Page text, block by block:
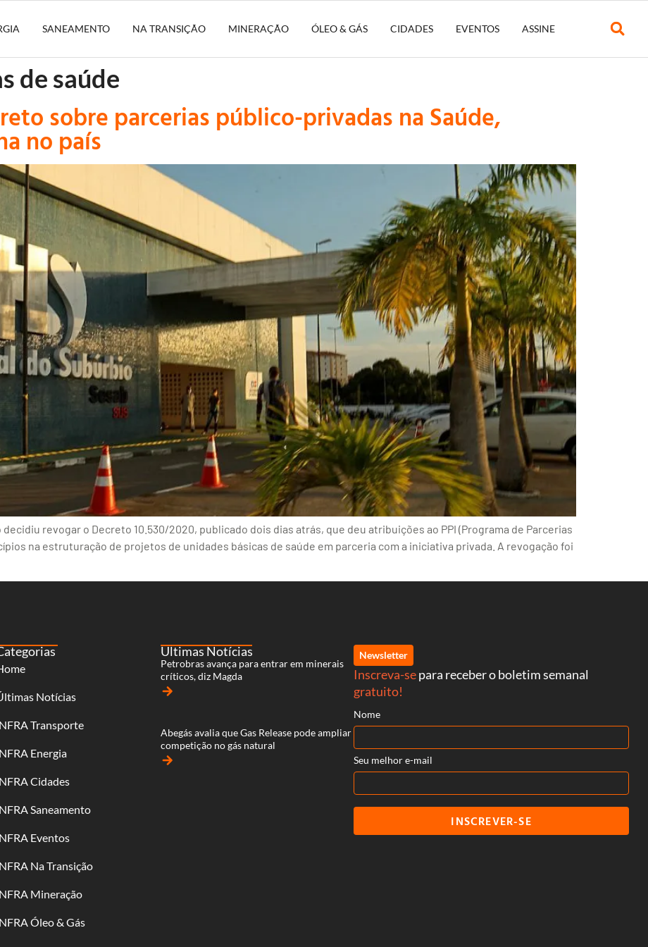
SANEAMENTO NA TRANSIÇÃO MINERAÇÃO ÓLEO & GÁS CIDADES EVENTOS ASSINE
de saúde
sobre parcerias público-privadas na Saúde,
no país
revogar o Decreto 10.530/2020, publicado dois dias atrás, que deu atribuições ao PPI (Programa de Parcerias
na estruturação de projetos de unidades básicas de saúde em parceria com a iniciativa privada. A revogação foi
Notícias
Transporte
Energia
Cidades
Saneamento
Eventos
Na Transição
Mineração
Óleo & Gás
Últimas Notícias
Petrobras avança para entrar em minerais
críticos, diz Magda
arrow_forward
Abegás avalia que Gas Release pode ampliar
competição no gás natural
arrow_forward
Newsletter
Inscreva-separa receber o boletim semanal
gratuito!
Nome
Seu melhor e-mail
INSCREVER-SE